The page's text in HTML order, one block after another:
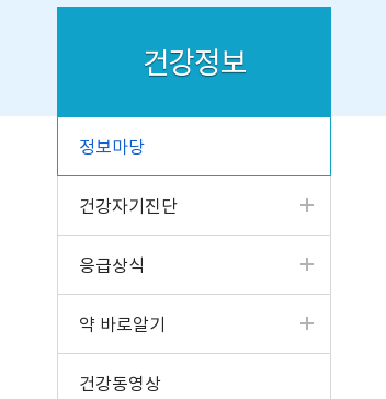
건강정보
정보마당
건강자기진단
응급상식
약 바로알기
건강동영상